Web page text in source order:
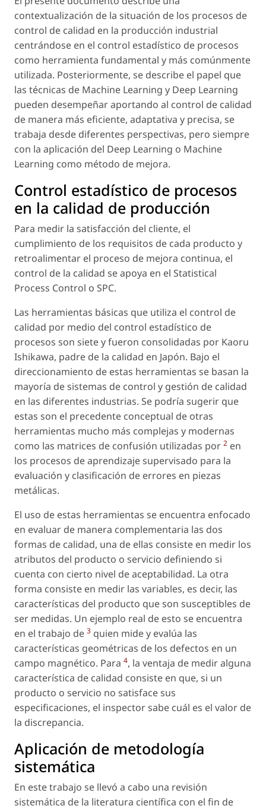
contextualización de la situación de los procesos de
control de calidad en la producción industrial
centrándose en el control estadístico de procesos
como herramienta fundamental y más comúnmente
utilizada. Posteriormente, se describe el papel que
las técnicas de Machine Learning y Deep Learning
pueden desempeñar aportando al control de calidad
de manera más eficiente, adaptativa y precisa, se
trabaja desde diferentes perspectivas, pero siempre
con la aplicación del Deep Learning o Machine
Learning como método de mejora.
Control estadístico de procesos
en la calidad de producción
Para medir la satisfacción del cliente, el
cumplimiento de los requisitos de cada producto y
retroalimentar el proceso de mejora continua, el
control de la calidad se apoya en el Statistical
Process Control o SPC.
Las herramientas básicas que utiliza el control de
calidad por medio del control estadístico de
procesos son siete y fueron consolidadas por Kaoru
Ishikawa, padre de la calidad en Japón. Bajo el
direccionamiento de estas herramientas se basan la
mayoría de sistemas de control y gestión de calidad
en las diferentes industrias. Se podría sugerir que
estas son el precedente conceptual de otras
herramientas mucho más complejas y modernas
como las matrices de confusión utilizadas por 2 en
los procesos de aprendizaje supervisado para la
evaluación y clasificación de errores en piezas
metálicas.
El uso de estas herramientas se encuentra enfocado
en evaluar de manera complementaria las dos
formas de calidad, una de ellas consiste en medir los
atributos del producto o servicio definiendo si
cuenta con cierto nivel de aceptabilidad. La otra
forma consiste en medir las variables, es decir, las
características del producto que son susceptibles de
ser medidas. Un ejemplo real de esto se encuentra
en el trabajo de 3 quien mide y evalúa las
características geométricas de los defectos en un
campo magnético. Para 4, la ventaja de medir alguna
característica de calidad consiste en que, si un
producto o servicio no satisface sus
especificaciones, el inspector sabe cuál es el valor de
la discrepancia.
Aplicación de metodología
sistemática
En este trabajo se llevó a cabo una revisión
sistemática de la literatura científica con el fin de